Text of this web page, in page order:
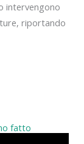
intervengono
riportando
fatto